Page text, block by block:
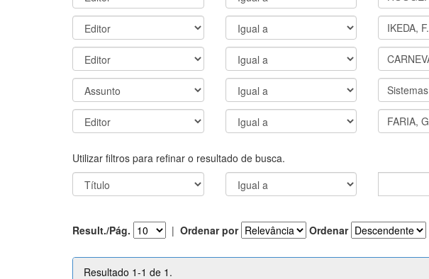
Utilizar filtros para refinar o resultado de busca.
Result./Pág. | Ordenar por Ordenar
Resultado 1-1 de 1.